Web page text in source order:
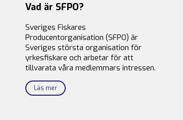
Vad är SFPO?
Sveriges Fiskares
Producentorganisation (SFPO) är
Sveriges största organisation för
yrkesfiskare och arbetar för att
tillvarata våra medlemmars intressen.
Läs mer